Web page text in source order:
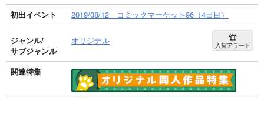
初出イベント
2019/08/12 コミックマーケット96（4日目）
ジャンル/
サブジャンル
オリジナル 入荷アラート
関連特集